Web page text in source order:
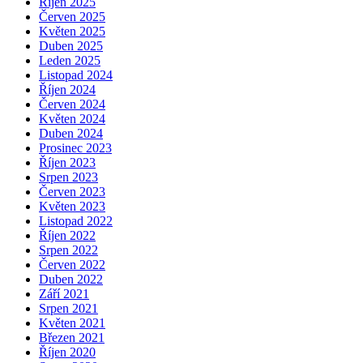
Červen 2025
Květen 2025
Duben 2025
Leden 2025
Listopad 2024
Říjen 2024
Červen 2024
Květen 2024
Duben 2024
Prosinec 2023
Říjen 2023
Srpen 2023
Červen 2023
Květen 2023
Listopad 2022
Říjen 2022
Srpen 2022
Červen 2022
Duben 2022
Září 2021
Srpen 2021
Květen 2021
Březen 2021
Říjen 2020